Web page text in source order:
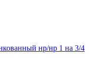
нр/нр 1 на 3/4